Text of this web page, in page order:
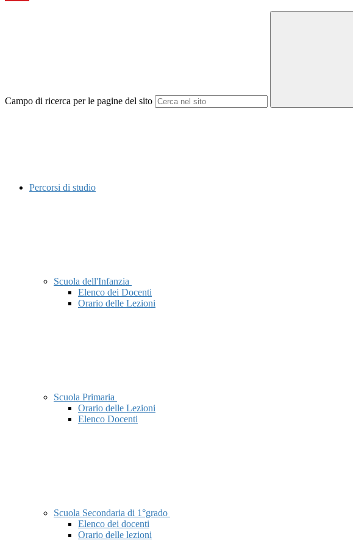
Campo di ricerca per le pagine del sito
Percorsi di studio
Scuola dell'Infanzia
Elenco dei Docenti
Orario delle Lezioni
Scuola Primaria
Orario delle Lezioni
Elenco Docenti
Scuola Secondaria di 1°grado
Elenco dei docenti
Orario delle lezioni